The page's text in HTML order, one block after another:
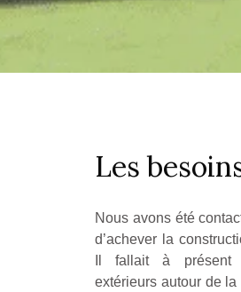
Les
Nous avons été
d’achever la
Il fallait à présent
extérieurs autour de la